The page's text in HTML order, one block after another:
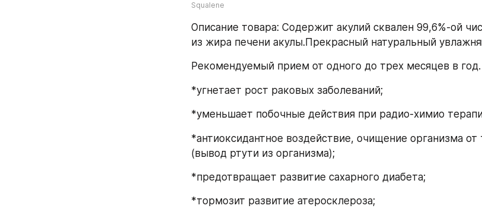
Squalene
Описание товара: Содержит акулий сквален 99,6%-ой
из жира печени акулы.Прекрасный натуральный
Рекомендуемый прием от одного до трех месяцев в год.
*угнетает рост раковых заболеваний;
*уменьшает побочные действия при радио-химио
*антиоксидантное воздействие, очищение организма
(вывод ртути из организма);
*предотвращает развитие сахарного диабета;
*тормозит развитие атеросклероза;